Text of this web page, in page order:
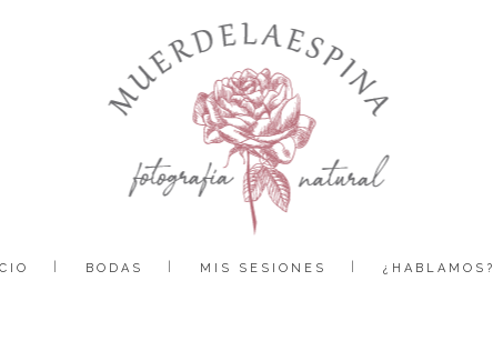
BODAS MIS SESIONES ¿HABLAMOS?